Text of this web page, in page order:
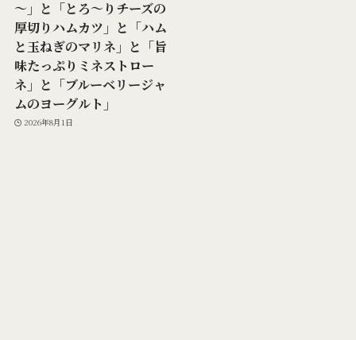
～」と「とろ～りチーズの
厚切りハムカツ」と「ハム
と玉ねぎのマリネ」と「旨
味たっぷりミネストロー
ネ」と「ブルーベリージャ
ムのヨーグルト」
2026年8月1日